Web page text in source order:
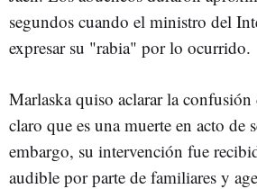
segundos cuando el ministro del
expresar su "rabia" por lo ocurrido.
Marlaska quiso aclarar la
claro que es una muerte en acto de
embargo, su intervención fue
audible por parte de familiares y